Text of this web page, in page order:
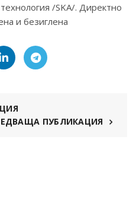
/SKA/. Директно
и безиглена
ПУБЛИКАЦИЯ